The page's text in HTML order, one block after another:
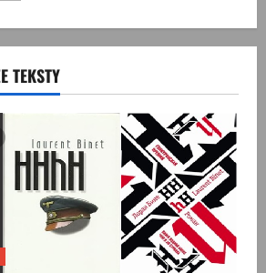
Nie
nigdy
dwa
razy
samą
przepaść
TEKSTY